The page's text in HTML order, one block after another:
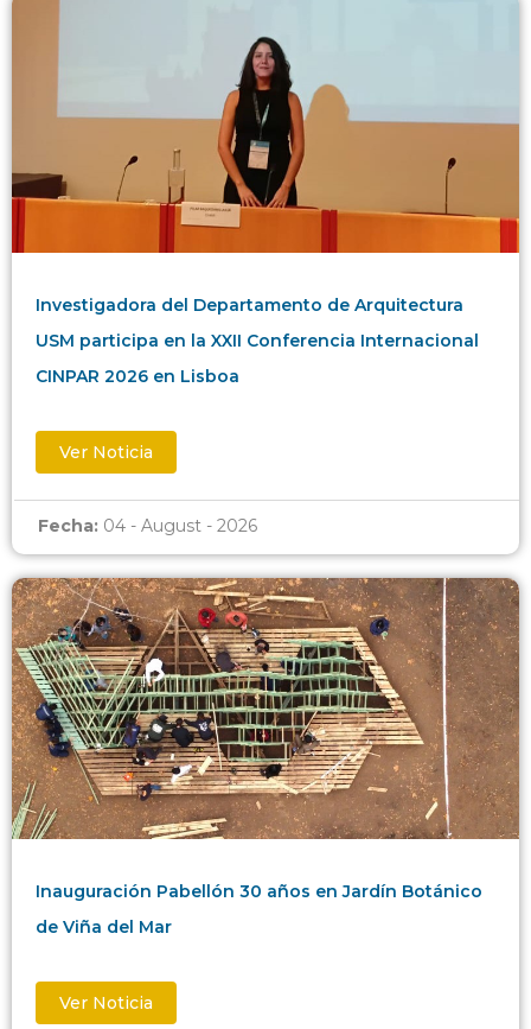
Investigadora del Departamento de Arquitectura
USM participa en la XXII Conferencia Internacional
CINPAR 2026 en Lisboa
Ver Noticia
Fecha: 04 - August - 2026
Inauguración Pabellón 30 años en Jardín Botánico
de Viña del Mar
Ver Noticia